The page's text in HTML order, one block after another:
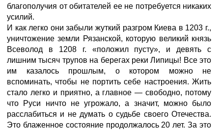
благополучия от обитателей ее не потребуется никаких
усилий.
И как легко они забыли жуткий разгром Киева в 1203 г.,
уничтожение земли Рязанской, которую великий князь
Всеволод в 1208 г. «положил пусту», и девять с
лишним тысяч трупов на берегах реки Липицы! Все это
им казалось прошлым, о котором можно не
вспоминать, чтобы не портить себе настроения. Жить
стало легко и приятно, а главное — свободно, потому
что Руси ничто не угрожало, а значит, можно было
расслабиться и не думать о судьбе своего Отечества.
Это блаженное состояние продолжалось 20 лет. За это